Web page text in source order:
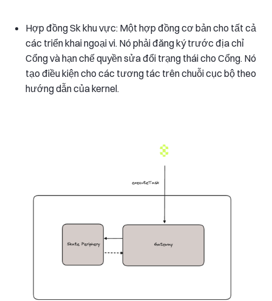
Hợp đồng Sk khu vực: Một hợp đồng cơ bản cho tất cả
các triển khai ngoại vi. Nó phải đăng ký trước địa chỉ
Cổng và hạn chế quyền sửa đổi trạng thái cho Cổng. Nó
tạo điều kiện cho các tương tác trên chuỗi cục bộ theo
hướng dẫn của kernel.